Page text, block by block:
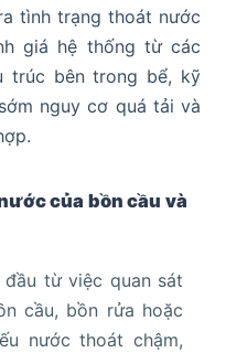
tình trạng thoát nước
giá hệ thống từ các
trúc bên trong bể, kỹ
nguy cơ quá tải và
của bồn cầu và
từ việc quan sát
cầu, bồn rửa hoặc
nước thoát chậm,